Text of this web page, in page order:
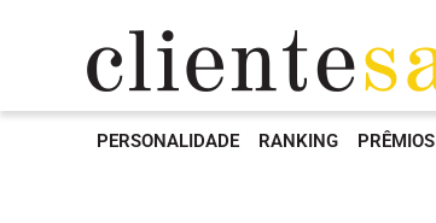
PERSONALIDADE RANKING PRÊMIOS